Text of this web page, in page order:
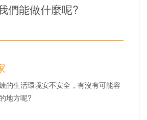
們能做什麼呢?
的生活環境安不安全，有沒有可能容
地方呢?